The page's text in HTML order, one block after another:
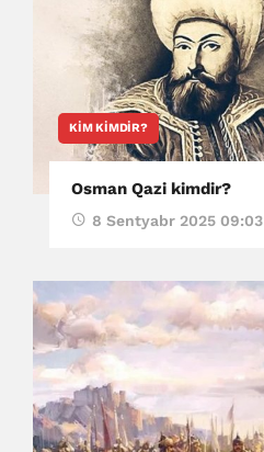
KIM KIMDIR?
Osman Qazi kimdir?
8 Sentyabr 2025 09:03